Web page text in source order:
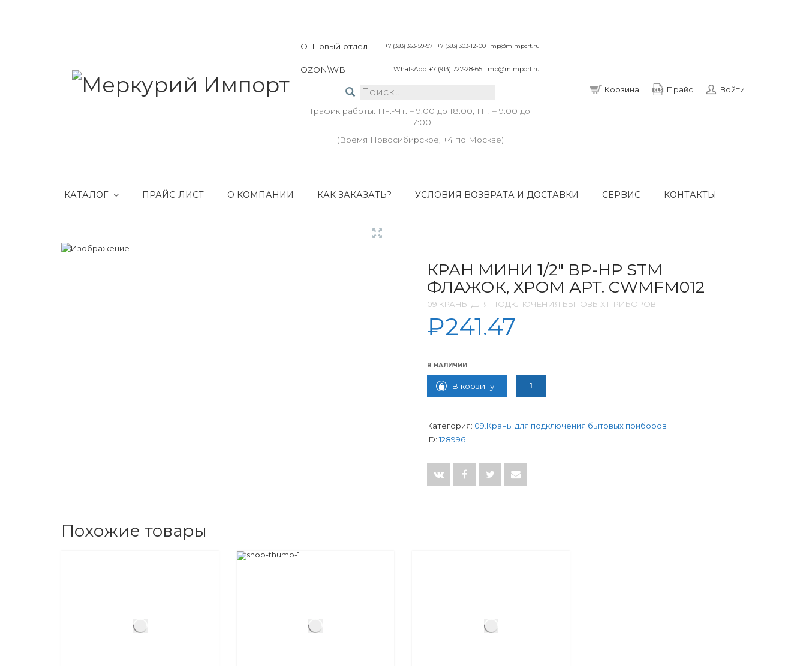
ОПТовый отдел +7 (383) 363-59-97 | +7 (383) 303-12-00 | mp@mimport.ru
OZON\WB WhatsApp +7 (913) 727-28-65 | mp@mimport.ru
График работы: Пн.-Чт. – 9:00 до 18:00, Пт. – 9:00 до
17:00
(Время Новосибирское, +4 по Москве)
Корзина Прайс Войти
КАТАЛОГ ПРАЙС-ЛИСТ О КОМПАНИИ КАК ЗАКАЗАТЬ? УСЛОВИЯ ВОЗВРАТА И ДОСТАВКИ СЕРВИС КОНТАКТЫ
КРАН МИНИ 1/2″ ВР-НР STM
ФЛАЖОК, ХРОМ АРТ. CWMFM012
09.КРАНЫ ДЛЯ ПОДКЛЮЧЕНИЯ БЫТОВЫХ ПРИБОРОВ
₽241.47
В НАЛИЧИИ
В корзину
Категория: 09.Краны для подключения бытовых приборов
ID: 128996
Похожие товары